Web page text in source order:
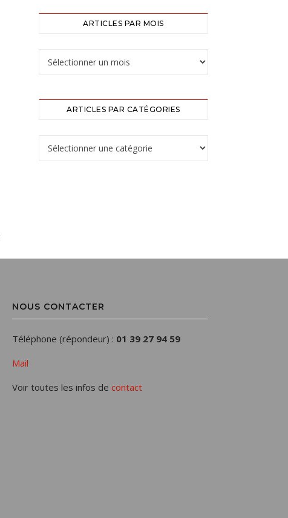
ARTICLES PAR MOIS
ARTICLES PAR CATÉGORIES
NOUS CONTACTER
Téléphone (répondeur) : 01 39 27 94 59
Mail
Voir toutes les infos de contact